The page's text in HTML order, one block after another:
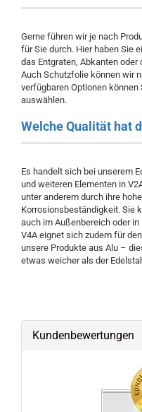
Gerne führen wir je nach
für Sie durch. Hier haben Sie
das Entgraten, Abkanten
Auch Schutzfolie können wir
verfügbaren Optionen
auswählen.
Welche Qualität hat
Es handelt sich bei unserem
und weiteren Elementen in
unter anderem durch ihre
Korrosionsbeständigkeit. Sie
auch im Außenbereich oder
V4A eignet sich zudem für
unsere Produkte aus Alu –
etwas weicher als der
Kundenbewertungen